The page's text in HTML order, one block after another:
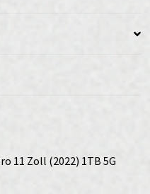
11 Zoll (2022) 1TB 5G